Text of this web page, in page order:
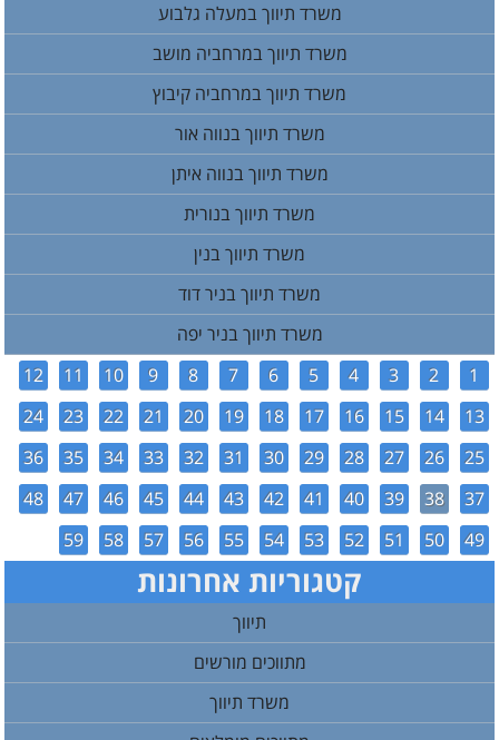
משרד תיווך במעלה גלבוע
משרד תיווך במרחביה מושב
משרד תיווך במרחביה קיבוץ
משרד תיווך בנווה אור
משרד תיווך בנווה איתן
משרד תיווך בנורית
משרד תיווך בנין
משרד תיווך בניר דוד
משרד תיווך בניר יפה
1
2
3
4
5
6
7
8
9
10
11
12
13
14
15
16
17
18
19
20
21
22
23
24
25
26
27
28
29
30
31
32
33
34
35
36
37
38
39
40
41
42
43
44
45
46
47
48
49
50
51
52
53
54
55
56
57
58
59
קטגוריות אחרונות
תיווך
מתווכים מורשים
משרד תיווך